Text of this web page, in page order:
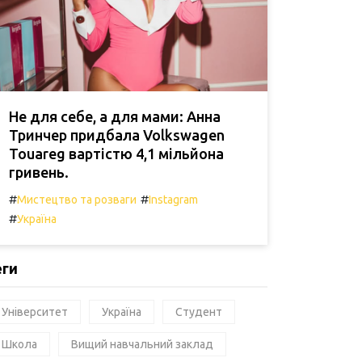
Не для себе, а для мами: Анна
Тринчер придбала Volkswagen
Touareg вартістю 4,1 мільйона
гривень.
#Мистецтво та розваги #Instagram
#Україна
Університет Україна Студент
Школа Вищий навчальний заклад